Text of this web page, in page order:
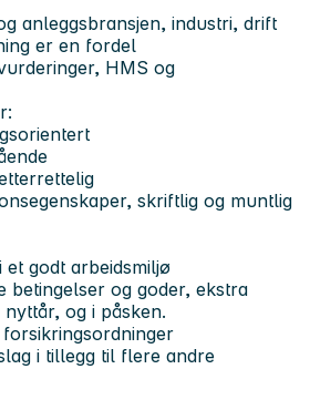
anleggsbransjen, industri, drift
er en fordel
HMS og
skriftlig og muntlig
godt arbeidsmiljø
betingelser og goder, ekstra
og i påsken.
i tillegg til flere andre